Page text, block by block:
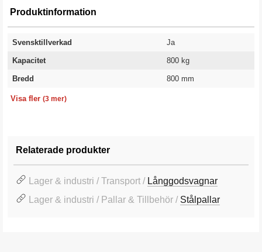
Produktinformation
Svensktillverkad Ja
Kapacitet 800 kg
Bredd
800 mm
Visa fler (3 mer)
Relaterade produkter
Lager & industri / Transport / Långgodsvagnar
Lager & industri / Pallar & Tillbehör / Stålpallar